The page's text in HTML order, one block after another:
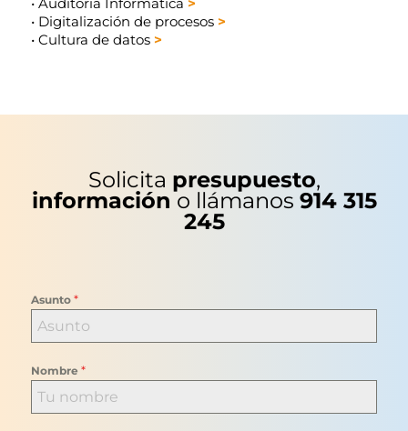
• Digitalización de procesos >
• Cultura de datos >
Solicita presupuesto,
informacióno llámanos 914 315
245
Asunto *
Nombre *